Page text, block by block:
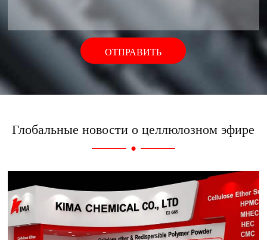
ОТПРАВИТЬ
Глобальные новости о целлюлозном эфире